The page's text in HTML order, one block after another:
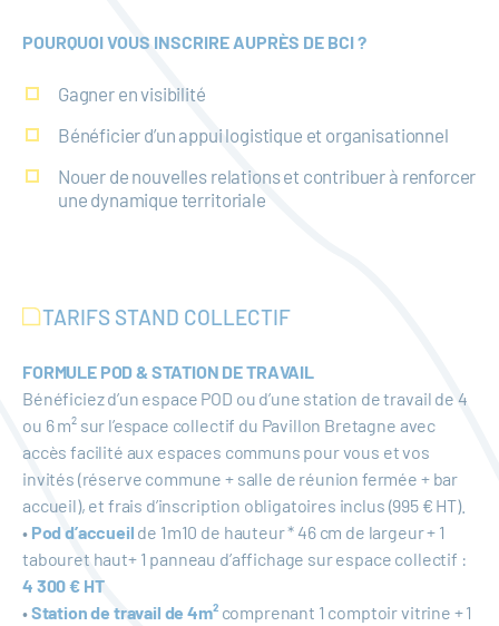
POURQUOI VOUS INSCRIRE AUPRÈS DE BCI ?
Gagner en visibilité
Bénéficier d’un appui logistique et organisationnel
Nouer de nouvelles relations et contribuer à renforcer
une dynamique territoriale
TARIFS STAND COLLECTIF
FORMULE POD & STATION DE TRAVAIL
Bénéficiez d’un espace POD ou d’une station de travail de 4
ou 6 m² sur l’espace collectif du Pavillon Bretagne avec
accès facilité aux espaces communs pour vous et vos
invités (réserve commune + salle de réunion fermée + bar
accueil), et frais d’inscription obligatoires inclus (995 € HT).
• Pod d’accueil de 1m10 de hauteur * 46 cm de largeur + 1
tabouret haut+ 1 panneau d’affichage sur espace collectif :
4 300 € HT
•Station de travail de 4m²comprenant 1 comptoir vitrine + 1